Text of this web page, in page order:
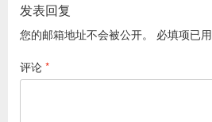
发表回复
您的邮箱地址不会被公开。 必填项已用
评论 *